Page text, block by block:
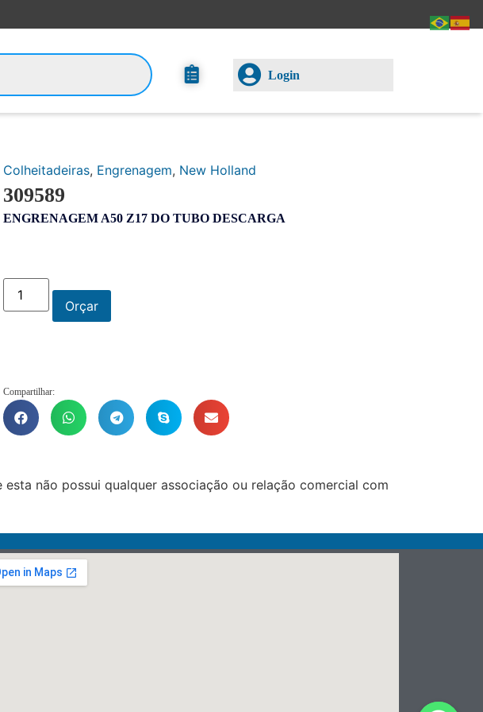
Login
Colheitadeiras, Engrenagem, New Holland
309589
ENGRENAGEM A50 Z17 DO TUBO DESCARGA
Orçar
Compartilhar:
não possui qualquer associação ou relação comercial com